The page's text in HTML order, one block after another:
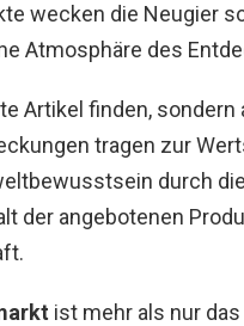
wecken die Neugier
Atmosphäre des
Artikel finden, sondern
tragen zur
durch
der angebotenen
ist mehr als nur